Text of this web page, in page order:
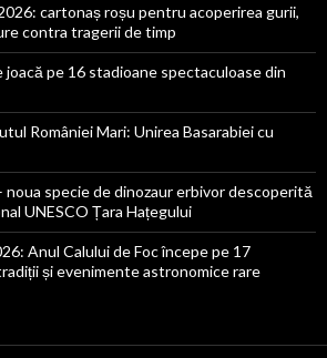
cartonaș roșu pentru acoperirea gurii,
contra tragerii de timp
joacă pe 16 stadioane spectaculoase din
României Mari: Unirea Basarabiei cu
noua specie de dinozaur erbivor descoperită
UNESCO Țara Hațegului
Anul Calului de Foc începe pe 17
și evenimente astronomice rare